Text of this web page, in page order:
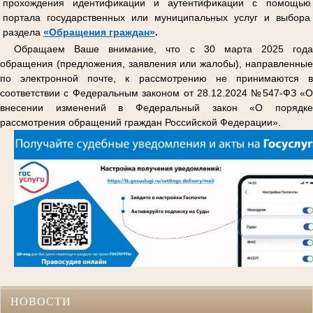
прохождения идентификации и аутентификации с помощью
портала государственных или муниципальных услуг и выбора
раздела «Обращения граждан».
Обращаем Ваше внимание, что с 30 марта 2025 года
обращения (предложения, заявления или жалобы), направленные
по электронной почте, к рассмотрению не принимаются в
соответствии с Федеральным законом от 28.12.2024 №547-ФЗ «О
внесении изменений в Федеральный закон «О порядке
рассмотрения обращений граждан Российской Федерации».
НОВОСТИ